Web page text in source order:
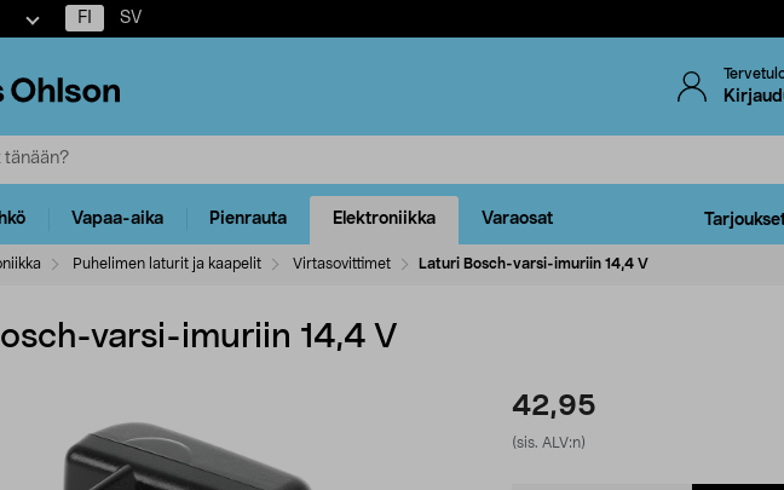
FI SV
Vapaa-aika Pienrauta Elektroniikka Varaosat
Puhelimen laturit ja kaapelit Virtasovittimet Laturi Bosch-varsi-imuriin 14,4 V
varsi-imuriin 14,4 V
42,95
(sis. ALV:n)